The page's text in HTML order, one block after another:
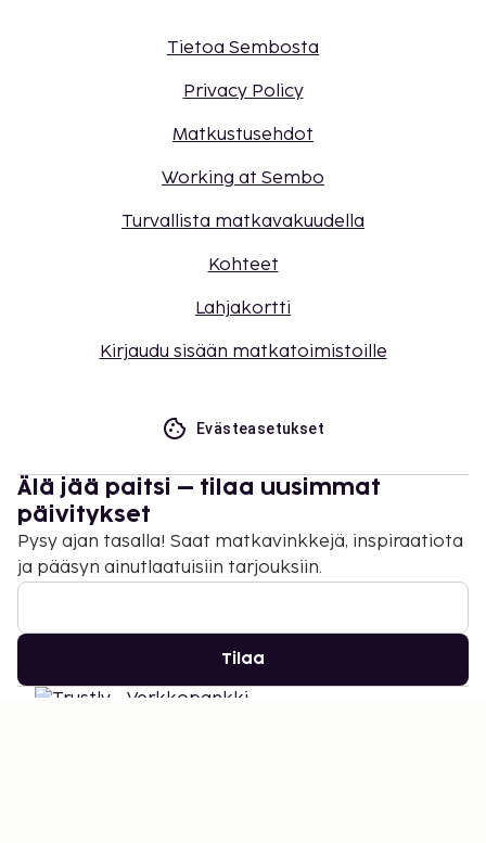
Tietoa Sembosta
Privacy Policy
Matkustusehdot
Working at Sembo
Turvallista matkavakuudella
Kohteet
Lahjakortti
Kirjaudu sisään matkatoimistoille
Evästeasetukset
Älä jää paitsi – tilaa uusimmat
päivitykset
Pysy ajan tasalla! Saat matkavinkkejä, inspiraatiota
ja pääsyn ainutlaatuisiin tarjouksiin.
Tilaa